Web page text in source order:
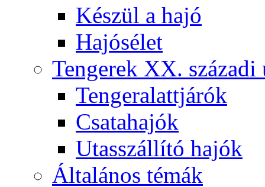
Készül a hajó
Hajósélet
Tengerek XX. századi
Tengeralattjárók
Csatahajók
Utasszállító hajók
Általános témák